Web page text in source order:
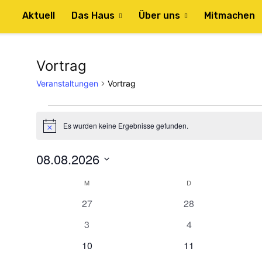
Aktuell Das Haus Über uns Mitmachen
Vortrag
Veranstaltungen Vortrag
Veranstaltungen
HinweisEs wurden keine Ergebnisse gefunden.
08.08.2026
Kalender
Veranstaltungen
M D
0
27
0
28
0
3
0
4
0
10
0
11